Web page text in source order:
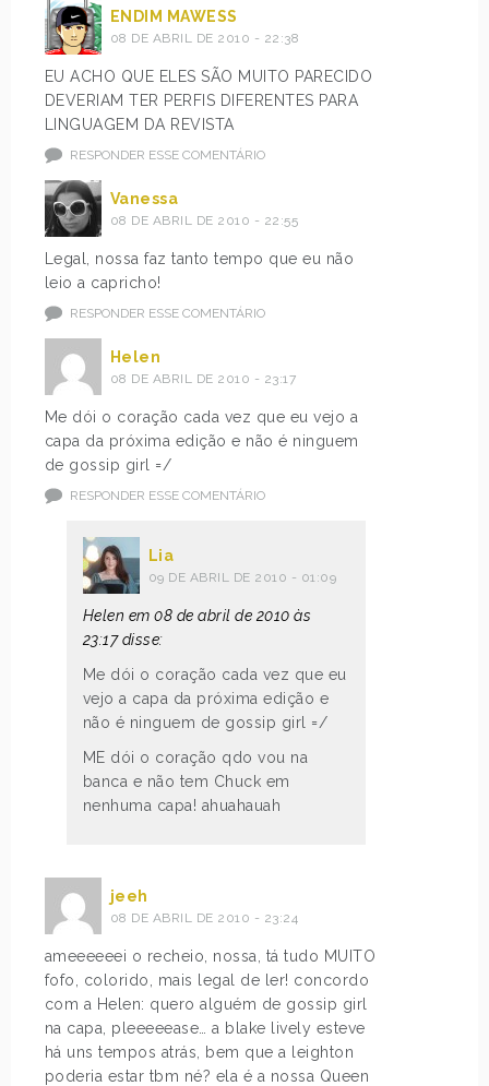
ENDIM MAWESS
08 DE ABRIL DE 2010 - 22:38
EU ACHO QUE ELES SÃO MUITO PARECIDO
DEVERIAM TER PERFIS DIFERENTES PARA
LINGUAGEM DA REVISTA
RESPONDER ESSE COMENTÁRIO
Vanessa
08 DE ABRIL DE 2010 - 22:55
Legal, nossa faz tanto tempo que eu não
leio a capricho!
RESPONDER ESSE COMENTÁRIO
Helen
08 DE ABRIL DE 2010 - 23:17
Me dói o coração cada vez que eu vejo a
capa da próxima edição e não é ninguem
de gossip girl =/
RESPONDER ESSE COMENTÁRIO
Lia
09 DE ABRIL DE 2010 - 01:09
Helen em 08 de abril de 2010 às
23:17 disse:
Me dói o coração cada vez que eu
vejo a capa da próxima edição e
não é ninguem de gossip girl =/
ME dói o coração qdo vou na
banca e não tem Chuck em
nenhuma capa! ahuahauah
jeeh
08 DE ABRIL DE 2010 - 23:24
ameeeeeei o recheio, nossa, tá tudo MUITO
fofo, colorido, mais legal de ler! concordo
com a Helen: quero alguém de gossip girl
na capa, pleeeeease… a blake lively esteve
há uns tempos atrás, bem que a leighton
poderia estar tbm né? ela é a nossa Queen